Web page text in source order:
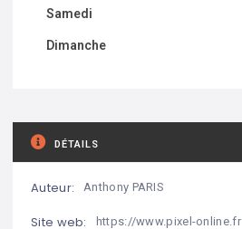
Samedi
Dimanche
DÉTAILS
Auteur: Anthony PARIS
Site web: https://www.pixel-online.fr